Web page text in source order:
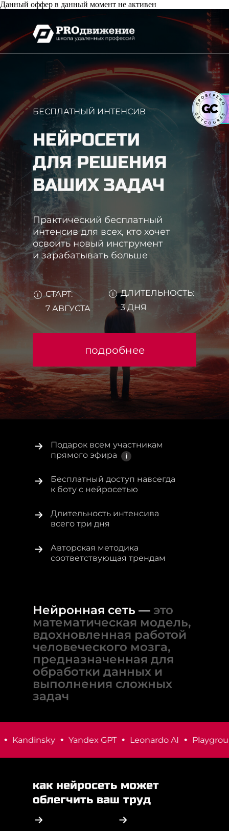
Данный оффер в данный момент не активен
БЕСПЛАТНЫЙ ИНТЕНСИВ
НЕЙРОСЕТИ
ДЛЯ РЕШЕНИЯ
ВАШИХ ЗАДАЧ
Практический бесплатный
интенсив для всех, кто хочет
освоить новый инструмент
и зарабатывать больше
СТАРТ:
7 АВГУСТА
ДЛИТЕЛЬНОСТЬ:
3 ДНЯ
подробнее
Подарок всем участникам
прямого эфира
Бесплатный доступ навсегда
к боту c нейросетью
Длительность интенсива
всего три дня
Авторская методика
соответствующая трендам
Нейронная сеть — это
математическая модель,
вдохновленная работой
человеческого мозга,
предназначенная для
обработки данных и
выполнения сложных
задач
Kandinsky Yandex GPT Leonardo AI
как нейросеть может
облегчить ваш труд